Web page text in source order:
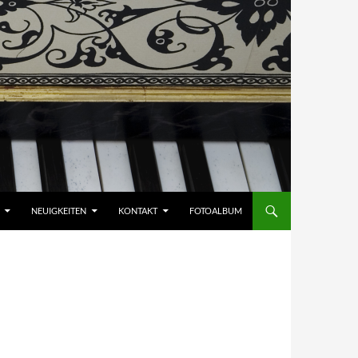
NEUIGKEITEN KONTAKT FOTOALBUM